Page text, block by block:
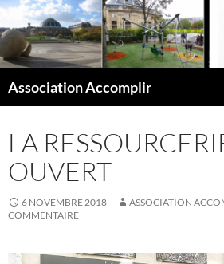
Aller
au
contenu
Association Accomplir
LA
OUVERT
6 NOVEMBRE 2018 ASSOCIATION
COMMENTAIRE